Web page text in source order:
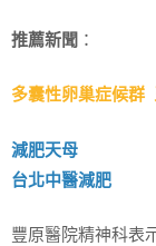
推薦新聞 ：
多囊性卵巢症候群
減肥天母
台北中醫減肥
豐原醫院精神科表